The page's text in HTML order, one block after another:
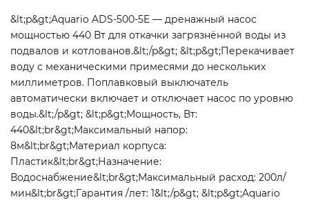
&lt;p&gt;Aquario ADS-500-5E — дренажный насос
мощностью 440 Вт для откачки загрязнённой воды из
подвалов и котлованов.&lt;/p&gt; &lt;p&gt;Перекачивает
воду с механическими примесями до нескольких
миллиметров. Поплавковый выключатель
автоматически включает и отключает насос по уровню
воды.&lt;/p&gt; &lt;p&gt;Мощность, Вт:
440&lt;br&gt;Максимальный напор:
8м&lt;br&gt;Материал корпуса:
Пластик&lt;br&gt;Назначение:
Водоснабжение&lt;br&gt;Максимальный расход: 200л/
мин&lt;br&gt;Гарантия /лет: 1&lt;/p&gt; &lt;p&gt;Aquario